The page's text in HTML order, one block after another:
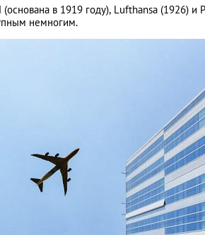
в 1919 году), Lufthansa (1926) и
немногим.